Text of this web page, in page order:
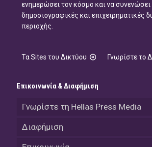
ενημερώσει τον κόσμο και να συνενώσει
δημοσιογραφικές και επιχειρηματικές
περιοχής.
Τα Sites του Δικτύου Γνωρίστε το
Επικοινωνία & Διαφήμιση
Γνωρίστε τη Hellas Press Media
Διαφήμιση